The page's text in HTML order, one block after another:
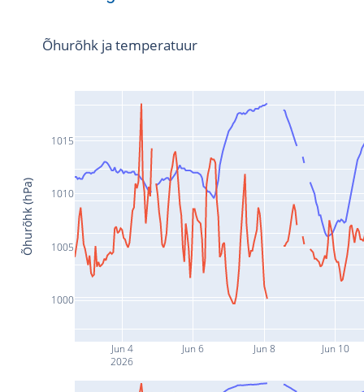
Jun 4
2026
Jun 6 Jun 8 Jun 10
1000
1005
1010
1015
Õhurõhk ja temperatuur
Õhurõhk (hPa)